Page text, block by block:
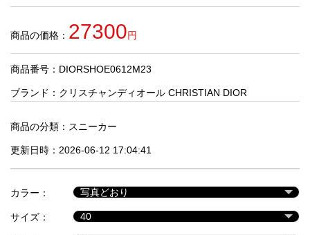
商
人
気
商
セ
ル
品
商品の価格： 27300円
商品番号：DIORSHOE0612M23
ブランド： クリスチャンディオール CHRISTIAN DIOR
商品の分類： スニーカー
更新日時：2026-06-12 17:04:41
カラー：
サイズ：